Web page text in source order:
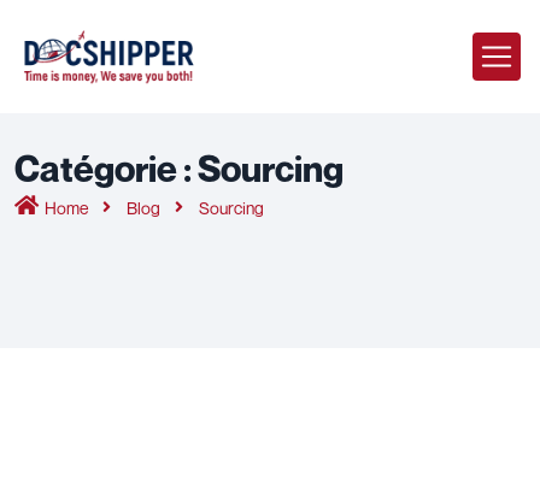
Catégorie :Sourcing
Home Blog Sourcing